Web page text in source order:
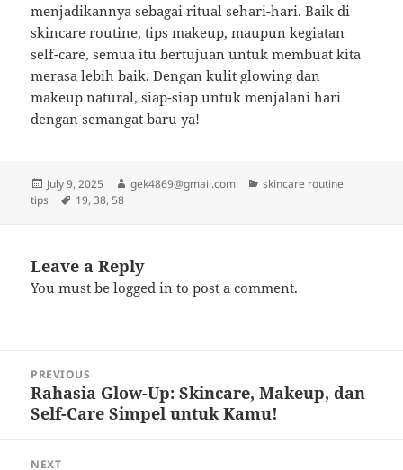
menjadikannya sebagai ritual sehari-hari. Baik di
skincare routine, tips makeup, maupun kegiatan
self-care, semua itu bertujuan untuk membuat kita
merasa lebih baik. Dengan kulit glowing dan
makeup natural, siap-siap untuk menjalani hari
dengan semangat baru ya!
Posted
on
July 9, 2025 Author
gek4869@gmail.com Categories
skincare routine
tips
Tags
19,38,58
Leave a Reply
You must belogged in to post a comment.
navigation
PREVIOUS
Previous
post:
Rahasia Glow-Up: Skincare, Makeup, dan
Self-Care Simpel untuk Kamu!
NEXT